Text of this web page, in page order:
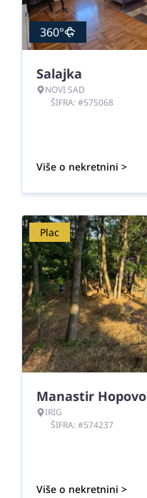
360°
Salajka
NOVI SAD
ŠIFRA: #575068
Više o nekretnini >
Plac
Manastir Hopovo
IRIG
ŠIFRA: #574237
Više o nekretnini >